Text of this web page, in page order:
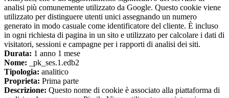
analisi più comunemente utilizzato da Google. Questo cookie viene
utilizzato per distinguere utenti unici assegnando un numero
generato in modo casuale come identificatore del cliente. È incluso
in ogni richiesta di pagina in un sito e utilizzato per calcolare i dati di
visitatori, sessioni e campagne per i rapporti di analisi dei siti.
Durata: 1 anno 1 mese
Nome: _pk_ses.1.edb2
Tipologia: analitico
Proprieta: Prima parte
Descrizione: Questo nome di cookie è associato alla piattaforma di